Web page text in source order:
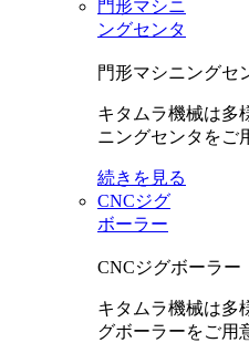
門形マシニ
ングセンタ
門形マシニングセ
キタムラ機械は多
ニングセンタをご
続きを見る
CNCジグ
ボーラー
CNCジグボーラー
キタムラ機械は多
グボーラーをご用